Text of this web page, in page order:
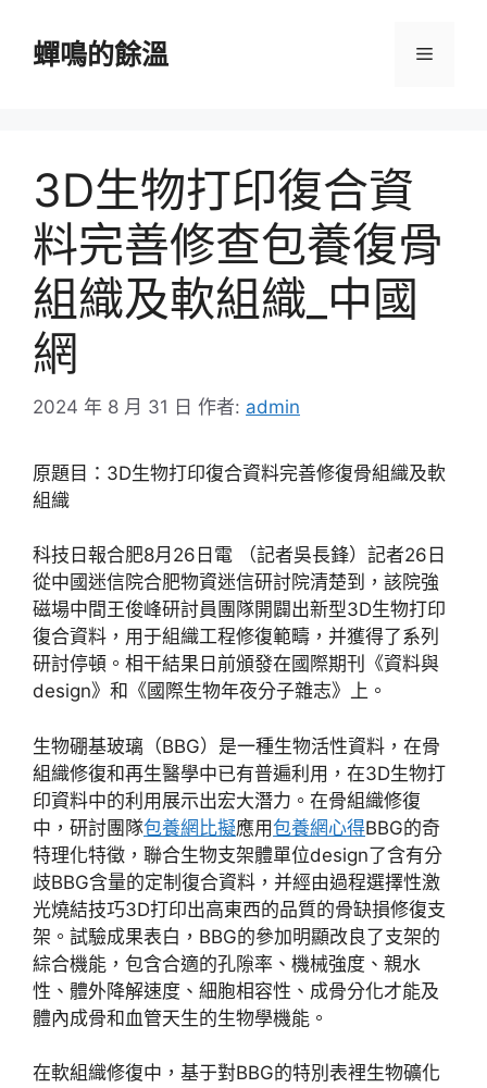
蟬鳴的餘溫 選
3D生物打印復合資
料完善修查包養復骨
組織及軟組織_中國
網
2024 年 8 月 31 日 作者: admin
原題目：3D生物打印復合資料完善修復骨組織及軟
組織
科技日報合肥8月26日電 （記者吳長鋒）記者26日
從中國迷信院合肥物資迷信研討院清楚到，該院強
磁場中間王俊峰研討員團隊開闢出新型3D生物打印
復合資料，用于組織工程修復範疇，并獲得了系列
研討停頓。相干結果日前頒發在國際期刊《資料與
design》和《國際生物年夜分子雜志》上。
生物硼基玻璃（BBG）是一種生物活性資料，在骨
組織修復和再生醫學中已有普遍利用，在3D生物打
印資料中的利用展示出宏大潛力。在骨組織修復
中，研討團隊包養網比擬應用包養網心得BBG的奇
特理化特徵，聯合生物支架體單位design了含有分
歧BBG含量的定制復合資料，并經由過程選擇性激
光燒結技巧3D打印出高東西的品質的骨缺損修復支
架。試驗成果表白，BBG的參加明顯改良了支架的
綜合機能，包含合適的孔隙率、機械強度、親水
性、體外降解速度、細胞相容性、成骨分化才能及
體內成骨和血管天生的生物學機能。
在軟組織修復中，基于對BBG的特別表裡生物礦化